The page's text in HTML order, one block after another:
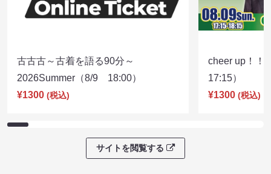
古古古～古着を語る90分～
2026Summer（8/9 18:00）
¥1300 (税込)
cheer up！
17:15）
¥1300 (税込)
サイトを閲覧する